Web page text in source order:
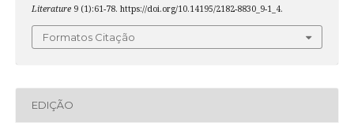
Literature9 (1):61-78. https://doi.org/10.14195/2182-8830_9-1_4.
Formatos Citação
EDIÇÃO